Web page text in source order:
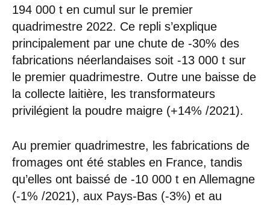
194 000 t en cumul sur le premier
quadrimestre 2022. Ce repli s’explique
principalement par une chute de -30% des
fabrications néerlandaises soit -13 000 t sur
le premier quadrimestre. Outre une baisse de
la collecte laitière, les transformateurs
privilégient la poudre maigre (+14% /2021).
Au premier quadrimestre, les fabrications de
fromages ont été stables en France, tandis
qu’elles ont baissé de -10 000 t en Allemagne
(-1% /2021), aux Pays-Bas (-3%) et au